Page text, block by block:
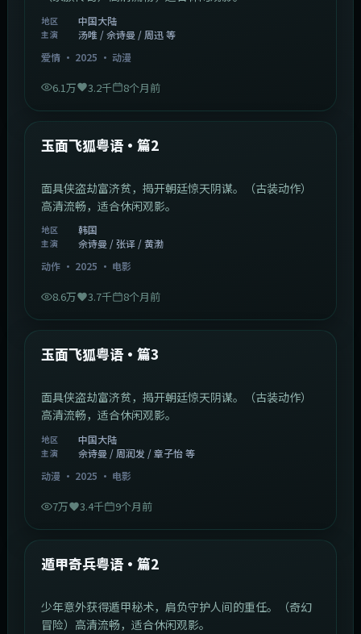
地区 中国大陆
主演
汤唯 / 佘诗曼 / 周迅 等
爱情· 2025 · 动漫
6.1万 3.2千 8个月前
最新
玉面飞狐粤语·篇2
面具侠盗劫富济贫，揭开朝廷惊天阴谋。（古装动作）
高清流畅，适合休闲观影。
地区 韩国
主演
佘诗曼 / 张译 / 黄渤
动作· 2025 · 电影
8.6万 3.7千 8个月前
最新
玉面飞狐粤语·篇3
面具侠盗劫富济贫，揭开朝廷惊天阴谋。（古装动作）
高清流畅，适合休闲观影。
地区 中国大陆
主演
佘诗曼 / 周润发 / 章子怡 等
动漫 · 2025 · 电影
7万 3.4千 9个月前
最新
遁甲奇兵粤语·篇2
少年意外获得遁甲秘术，肩负守护人间的重任。（奇幻
冒险）高清流畅，适合休闲观影。